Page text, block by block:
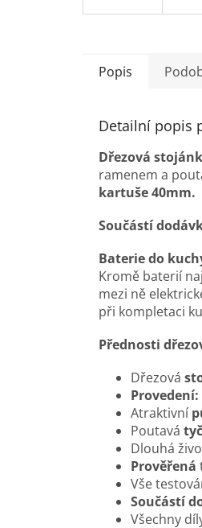
Popis
Detailní popis
Dřezová
ramenem a
kartuše 40mm.
Součástí
Baterie do
Kromě baterií
mezi ně
při kompletaci
Přednosti d
Dřezová
Provedení:
Atraktivní
Poutavá
Dlouhá
Prověřená
Vše
Součástí
Všechny